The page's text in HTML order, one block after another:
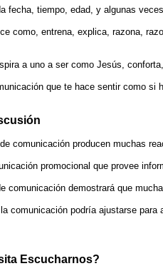
fecha, tiempo, edad, y algunas
como, entrena, explica, razona,
a uno a ser como Jesús,
que te hace sentir como si
comunicación producen muchas
promocional que provee
comunicación demostrará que
comunicación podría ajustarse para
Escucharnos?